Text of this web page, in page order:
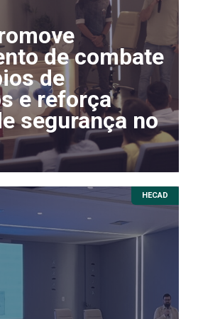
de combate
de
e reforça
segurança no
HECAD